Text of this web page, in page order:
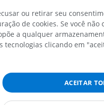
IRM do ombro
IRM
PREMIUM
ou retirar seu
de cookies. Se você
a qualquer
tecnologias clicando em
ACEITAR